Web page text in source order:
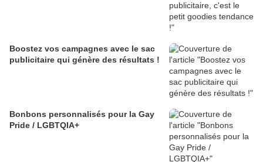
Boostez vos campagnes avec le sac
publicitaire qui génère des résultats !
Bonbons personnalisés pour la Gay
Pride / LGBTQIA+